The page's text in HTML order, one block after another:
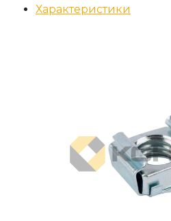
Характеристики